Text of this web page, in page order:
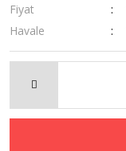
Fiyat
Havale